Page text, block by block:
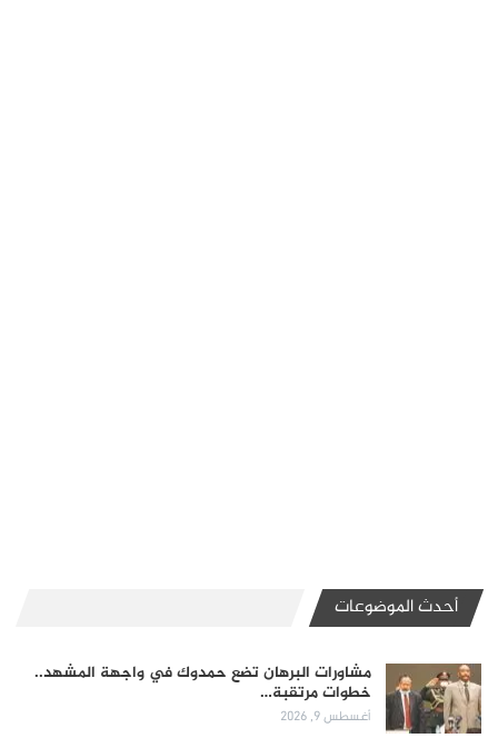
أحدث الموضوعات
مشاورات البرهان تضع حمدوك في واجهة المشهد..
خطوات مرتقبة…
أغسطس 9, 2026